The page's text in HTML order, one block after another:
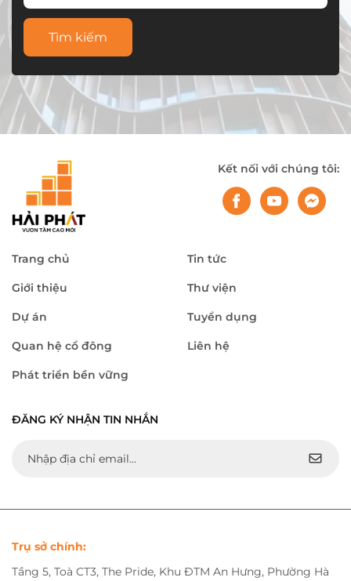
Tìm kiếm
Kết nối với chúng tôi:
Trang chủ
Giới thiệu
Dự án
Quan hệ cổ đông
Phát triển bền vững
Tin tức
Thư viện
Tuyển dụng
Liên hệ
ĐĂNG KÝ NHẬN TIN NHẮN
Trụ sở chính:
Tầng 5, Toà CT3, The Pride, Khu ĐTM An Hưng, Phường Hà